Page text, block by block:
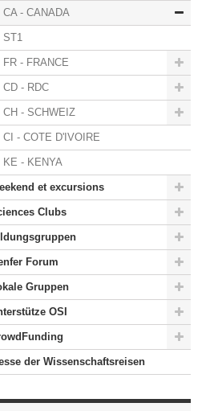
CA - CANADA
ST1
FR - FRANCE
CD - RDC
CH - SCHWEIZ
CI - COTE D'IVOIRE
KE - KENYA
et excursions
Clubs
Forum
Gruppen
OSI
der Wissenschaftsreisen